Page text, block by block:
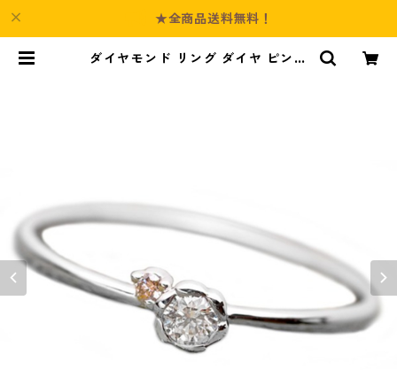
★全商品送料無料！
ダイヤモンド リング ダイヤ ピンク